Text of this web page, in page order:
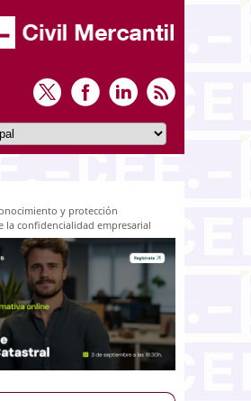
aquíy protección
la confidencialidad empresarial